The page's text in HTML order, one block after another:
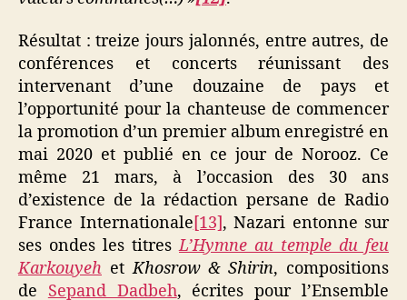
Résultat : treize jours jalonnés, entre autres, de
conférences et concerts réunissant des
intervenant d’une douzaine de pays et
l’opportunité pour la chanteuse de commencer
la promotion d’un premier album enregistré en
mai 2020 et publié en ce jour de Norooz. Ce
même 21 mars, à l’occasion des 30 ans
d’existence de la rédaction persane de Radio
France Internationale[13], Nazari entonne sur
ses ondes les titresL’Hymne au temple du feu
Karkouyeh etKhosrow & Shirin, compositions
de Sepand Dadbeh, écrites pour l’Ensemble